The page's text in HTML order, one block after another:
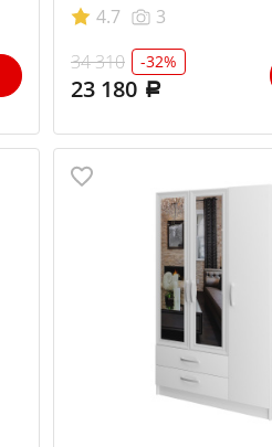
4.7
3
34 310
-32%
23 180